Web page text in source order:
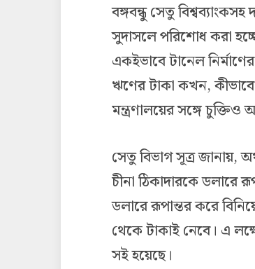
বঙ্গবন্ধু সেতু
সুদাসলে পরিশোধ করা
একইভাবে টানেল
ঋণের টাকা কখন,
মন্ত্রণালয়ের সঙ্গে
সেতু বিভাগ সূত্র জানায়,
চীনা ঠিকাদারকে ডলারে
ডলারে রূপান্তর করে
থেকে টাকাই নেবে। এ
সই হয়েছে।